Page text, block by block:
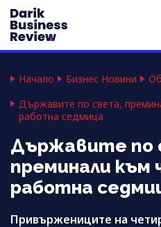
Начало Бизнес Новини
Държавите по света,
работна седмица
Държавите по
преминали към
работна
Привържениците на